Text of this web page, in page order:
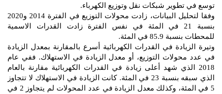
توسع في تطوير شبكات نقل وتوزيع الكهرباء.
وفقا لتحليل البيانات، زادت محولات التوزيع في الفترة 2014 و2020
بنسبة 21 في المئة في نفس الفترة زادت القدرات الاسمية
للمحطات بنسبة 85.9 في المئة.
وتيرة الزيادة في القدرات الكهربائية أسرع بالمقارنة بمعدل الزيادة
في عدد محولات التوزيع، أو معدل الزيادة في الاستهلاك. ففي عام
2018 الذي شهد أعلى زيادة في القدرات الكهربائية مقارنة بالعام
الذي سبقه بنسبة 23 في المئة. كانت الزيادة في الاستهلاك لا تتجاوز
5 في المئة، وكذلك معدل الزيادة في عدد المحولات لم يتجاوز 2 في